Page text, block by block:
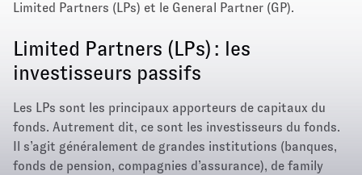
Limited Partners (LPs) et le General Partner (GP).
Limited Partners (LPs) : les
investisseurs passifs
Les LPs sont les principaux apporteurs de capitaux du
fonds. Autrement dit, ce sont les investisseurs du fonds.
Il s’agit généralement de grandes institutions (banques,
fonds de pension, compagnies d’assurance), de family